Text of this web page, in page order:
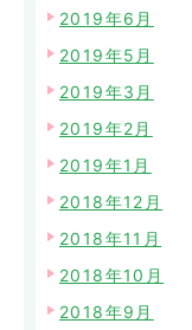
2019年6月
2019年5月
2019年3月
2019年2月
2019年1月
2018年12月
2018年11月
2018年10月
2018年9月